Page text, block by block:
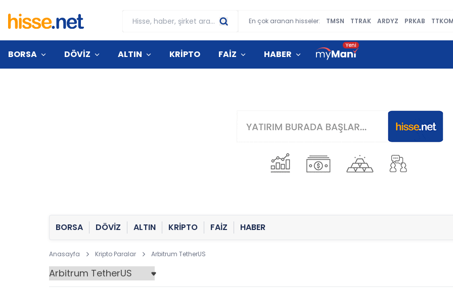
En çok aranan hisseler: TMSN TTRAK ARDYZ PRKAB TTKOM
BORSA DÖVİZ ALTIN KRİPTO FAİZ HABER
BORSA DÖVİZ ALTIN KRİPTO FAİZ HABER
Anasayfa Kripto Paralar Arbitrum TetherUS